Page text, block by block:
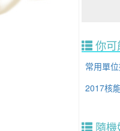
你
常用單
2017核
隨